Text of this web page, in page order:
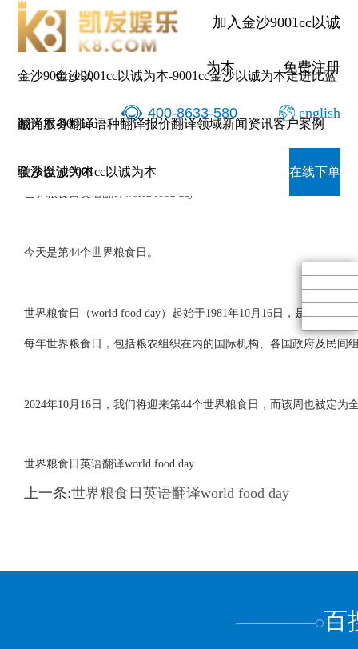
加入金沙9001cc以诚
为本 免费注册
400-8633-580 english
金沙9001cc以
诚为本-9001cc
金沙以诚为本
金沙9001cc以诚为本-9001cc金沙以诚为本走进比蓝
翻译服务翻译语种翻译报价翻译领域新闻资讯客户案例
联系金沙9001cc以诚为本 在线下单
世界粮
世界粮食日英语翻译world food day
今天是第44个世界粮食日。
世界粮食日（world food day）起始于1981年10月16日，是世界各
每年世界粮食日，包括粮农组织在内的国际机构、各国政府及民间
2024年10月16日，我们将迎来第44个世界粮食日，而该周也被定为
世界粮食日英语翻译world food day
上一条:世界粮食日英语翻译world food day
百